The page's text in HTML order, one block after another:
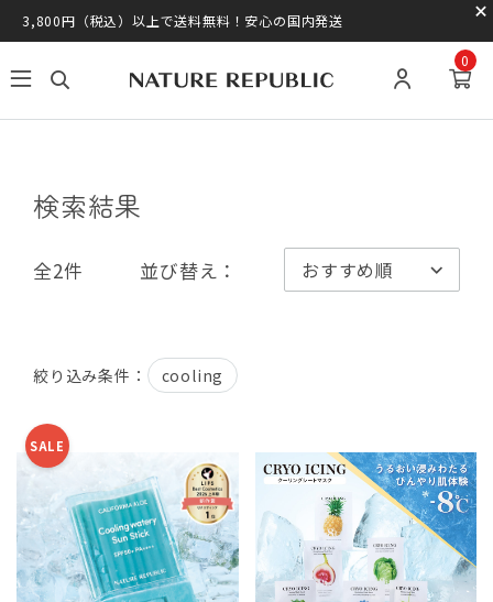
3,800円（税込）以上で送料無料！安心の国内発送
0
検索結果
全2件 並び替え：
絞り込み条件： cooling
SALE